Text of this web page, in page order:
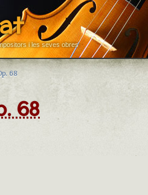
i les seves obres
68
68